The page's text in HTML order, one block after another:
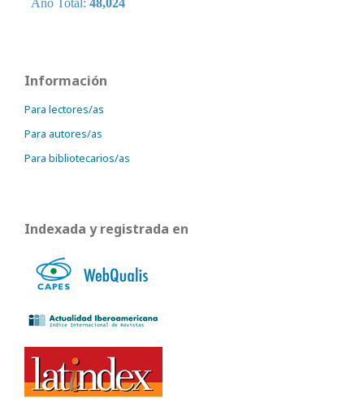
Información
Para lectores/as
Para autores/as
Para bibliotecarios/as
Indexada y registrada en